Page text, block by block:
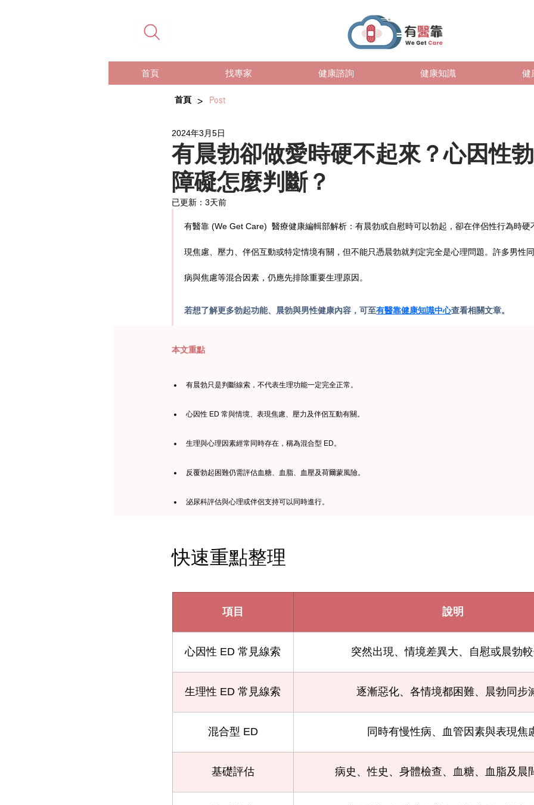
首頁 找專家 健康諮詢 健康知識 健
首頁 > Post
有晨勃卻做愛時硬不起來？心因性
障礙怎麼判斷？
2024年3月5日
已更新： 3天前
有醫靠 (We Get Care) 醫療健康編輯部解析：有晨勃或自慰時可以勃起，卻在伴侶性行為時硬
現焦慮、壓力、伴侶互動或特定情境有關，但不能只憑晨勃就判定完全是心理問題。許多男性
病與焦慮等混合因素，仍應先排除重要生理原因。
若想了解更多勃起功能、晨勃與男性健康內容，可至有醫靠健康知識中心查看相關文章。
本文重點
有晨勃只是判斷線索，不代表生理功能一定完全正常。
心因性 ED 常與情境、表現焦慮、壓力及伴侶互動有關。
生理與心理因素經常同時存在，稱為混合型 ED。
反覆勃起困難仍需評估血糖、血脂、血壓及荷爾蒙風險。
泌尿科評估與心理或伴侶支持可以同時進行。
快速重點整理
項目 說明
心因性 ED 常見線索 突然出現、情境差異大、自慰或晨勃
生理性 ED 常見線索 逐漸惡化、各情境都困難、晨勃同步
混合型 ED 同時有慢性病、血管因素與表現焦
基礎評估 病史、性史、身體檢查、血糖、血脂及晨